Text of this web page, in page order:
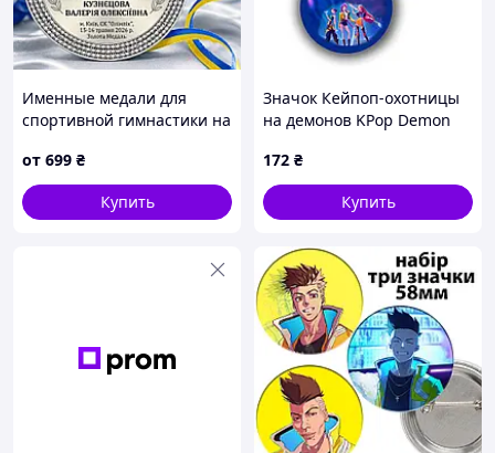
Именные медали для
спортивной гимнастики на
от 699 ₴
Купить
Значок Кейпоп-охотницы
на демонов KPop Demon
(bs075)
172 ₴
Купить